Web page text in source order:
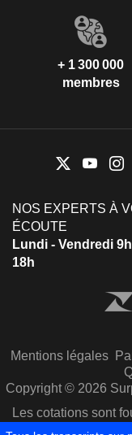
+ 1 300 000
membres
NOS EXPERTS À
ÉCOUTE
Lundi - Vendredi
18h
Mentions légales
Copyright © 2026
Les cotations sont